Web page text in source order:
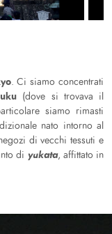
. Ci siamo concentrati
(dove si trovava il
siamo rimasti
nato intorno al
di vecchi tessuti e
di yukata, affittato in